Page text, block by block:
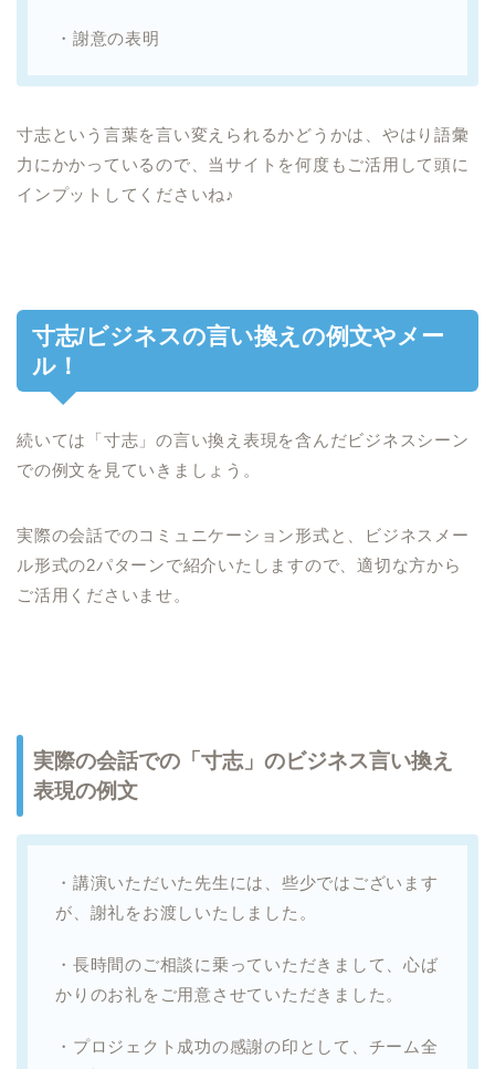
・謝意の表明
寸志という言葉を言い変えられるかどうかは、やはり語彙
力にかかっているので、当サイトを何度もご活用して頭に
インプットしてくださいね♪
寸志/ビジネスの言い換えの例文やメー
ル！
続いては「寸志」の言い換え表現を含んだビジネスシーン
での例文を見ていきましょう。
実際の会話でのコミュニケーション形式と、ビジネスメー
ル形式の2パターンで紹介いたしますので、適切な方から
ご活用くださいませ。
実際の会話での「寸志」のビジネス言い換え
表現の例文
・講演いただいた先生には、些少ではございます
が、謝礼をお渡しいたしました。
・長時間のご相談に乗っていただきまして、心ば
かりのお礼をご用意させていただきました。
・プロジェクト成功の感謝の印として、チーム全